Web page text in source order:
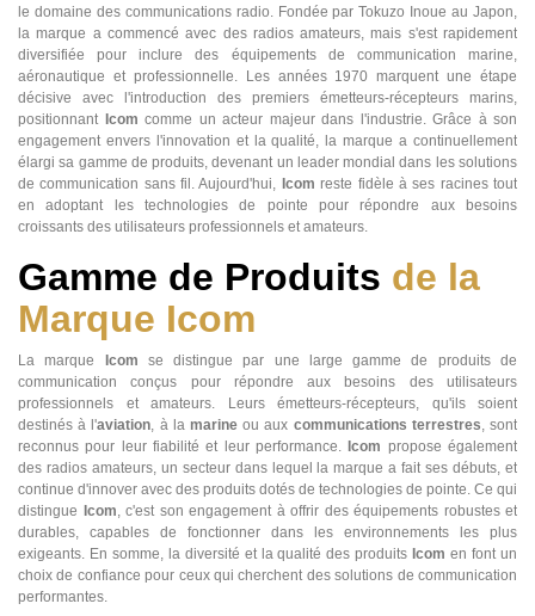
le domaine des communications radio. Fondée par Tokuzo Inoue au Japon,
la marque a commencé avec des radios amateurs, mais s'est rapidement
diversifiée pour inclure des équipements de communication marine,
aéronautique et professionnelle. Les années 1970 marquent une étape
décisive avec l'introduction des premiers émetteurs-récepteurs marins,
positionnant Icom comme un acteur majeur dans l'industrie. Grâce à son
engagement envers l'innovation et la qualité, la marque a continuellement
élargi sa gamme de produits, devenant un leader mondial dans les solutions
de communication sans fil. Aujourd'hui, Icom reste fidèle à ses racines tout
en adoptant les technologies de pointe pour répondre aux besoins
croissants des utilisateurs professionnels et amateurs.
Gamme de Produits de la
Marque Icom
La marque Icom se distingue par une large gamme de produits de
communication conçus pour répondre aux besoins des utilisateurs
professionnels et amateurs. Leurs émetteurs-récepteurs, qu'ils soient
destinés à l'aviation , à lamarine ou aux communications terrestres , sont
reconnus pour leur fiabilité et leur performance.Icom propose également
des radios amateurs, un secteur dans lequel la marque a fait ses débuts, et
continue d'innover avec des produits dotés de technologies de pointe. Ce qui
distingue Icom , c'est son engagement à offrir des équipements robustes et
durables, capables de fonctionner dans les environnements les plus
exigeants. En somme, la diversité et la qualité des produitsIcom en font un
choix de confiance pour ceux qui cherchent des solutions de communication
performantes.